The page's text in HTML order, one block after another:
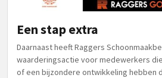
Een stap extra
Daarnaast heeftRaggers
waarderingsactie voor medewerkers
of een bijzondere ontwikkeling hebben